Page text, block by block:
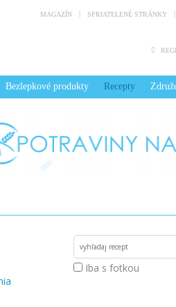
MAGAZÍN SPRIATELENÉ STRÁNKY
Bezlepkové produkty Recepty
Iba s fotkou